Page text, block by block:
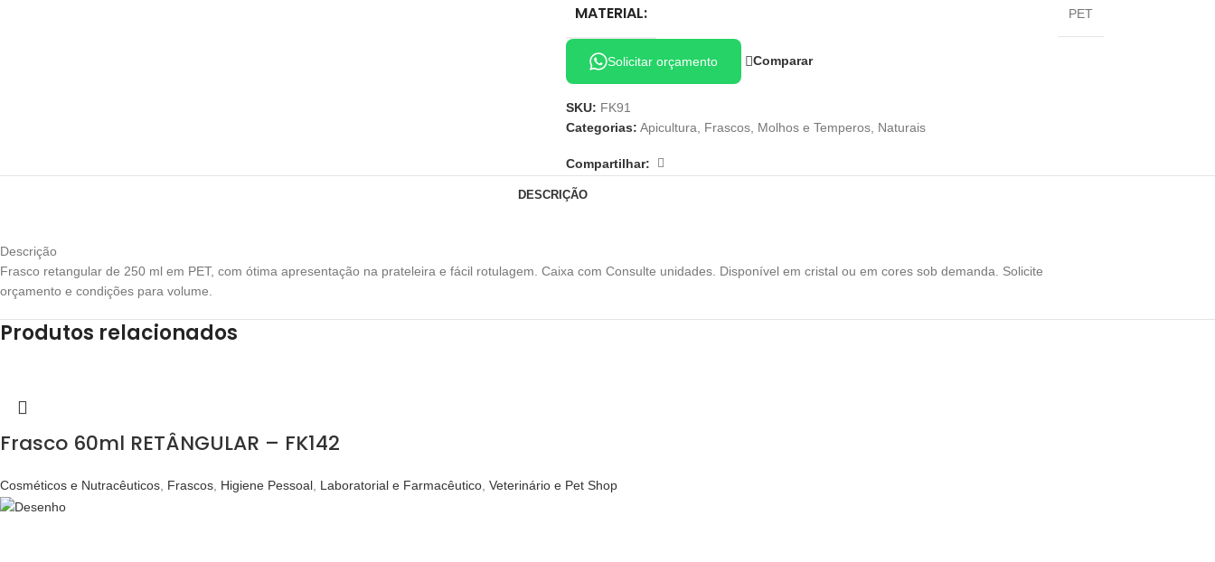
MATERIAL: PET
Solicitar orçamento Comparar
SKU: FK91
Categorias: Apicultura, Frascos, Molhos e Temperos, Naturais
Compartilhar:
DESCRIÇÃO
Descrição
Frasco retangular de 250 ml em PET, com ótima apresentação na prateleira e fácil rotulagem. Caixa com Consulte unidades. Disponível em cristal ou em cores sob demanda. Solicite
orçamento e condições para volume.
Produtos relacionados
Frasco 60ml RETÂNGULAR – FK142
Cosméticos e Nutracêuticos, Frascos, Higiene Pessoal, Laboratorial e Farmacêutico, Veterinário e Pet Shop